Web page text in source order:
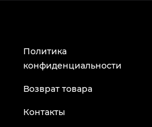
Политика
конфиденциальности
Возврат товара
Контакты